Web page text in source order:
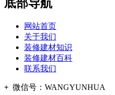
底部导航
网站首页
关于我们
装修建材知识
装修建材百科
联系我们
+ 微信号： WANGYUNHUA